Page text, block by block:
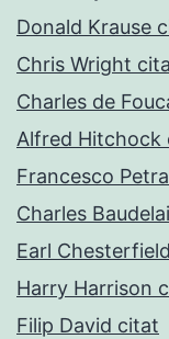
Donald Krause
Chris Wright
Charles de
Alfred Hitchock
Francesco
Charles
Earl
Harry Harrison
Filip David citat